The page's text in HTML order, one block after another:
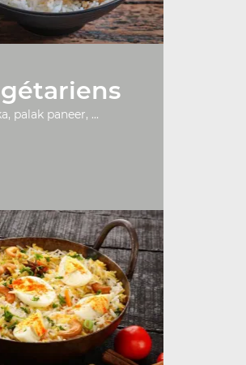
palak paneer, ...